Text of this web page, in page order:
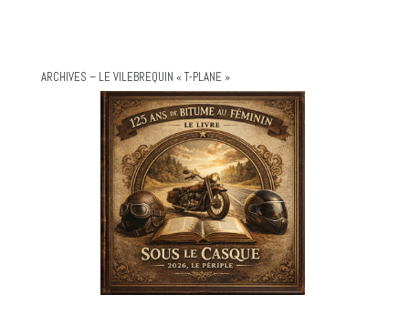
ARCHIVES – LE VILEBREQUIN « T-PLANE »